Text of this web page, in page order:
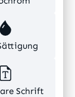
Schrift